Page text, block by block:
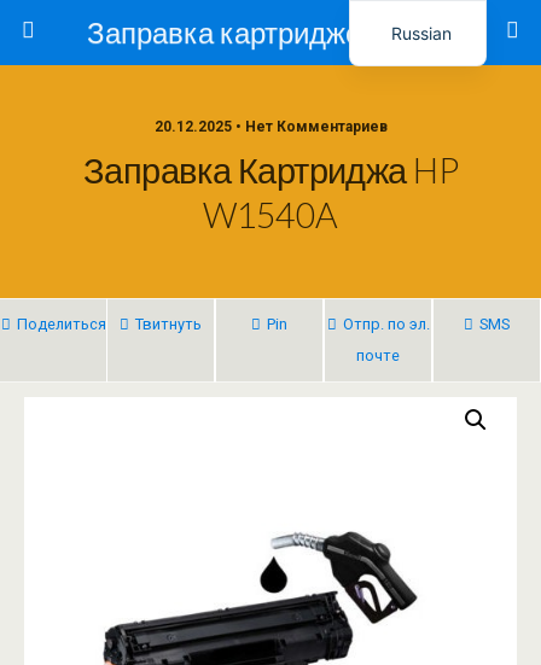
Заправка картриджей в Ташкенте – Тонер-Ресурс
20.12.2025 • Нет Комментариев
Заправка Картриджа HP
W1540A
Поделиться Твитнуть Pin
Отпр. по эл.
почте
SMS
Russian
Uzbek